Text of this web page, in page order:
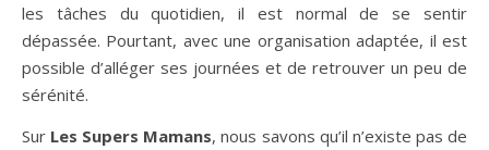
les tâches du quotidien, il est normal de se sentir
dépassée. Pourtant, avec une organisation adaptée, il est
possible d’alléger ses journées et de retrouver un peu de
sérénité.
Sur Les Supers Mamans, nous savons qu’il n’existe pas de